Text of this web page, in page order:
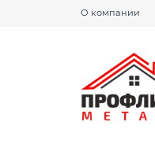
О компании